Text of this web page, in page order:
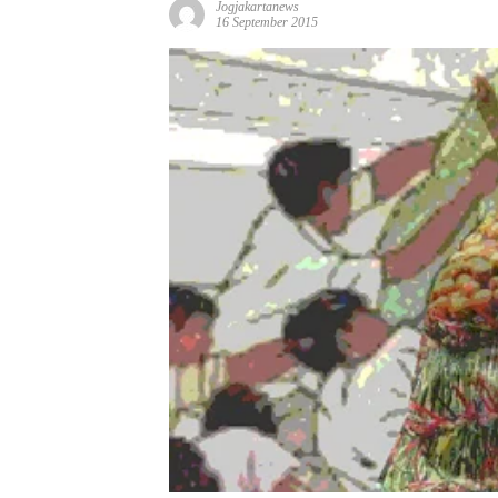
Jogjakartanews
16 September 2015